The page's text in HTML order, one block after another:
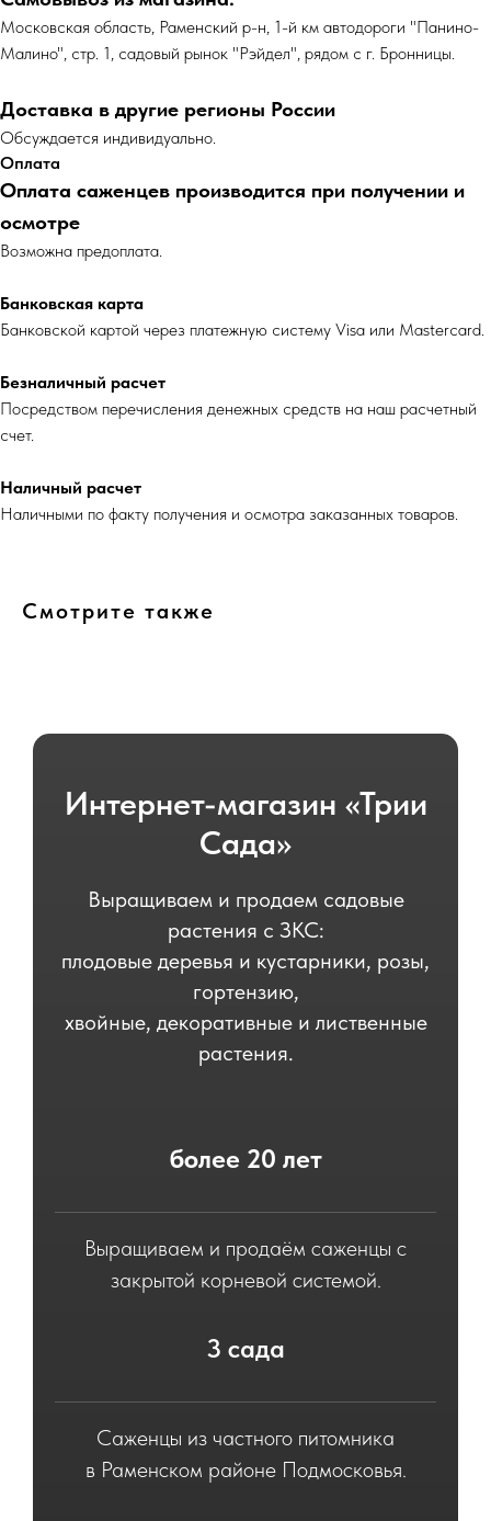
Московская область, Раменский р-н, 1-й км автодороги "Панино-
Малино", стр. 1, садовый рынок "Рэйдел", рядом с г. Бронницы.
Доставка в другие регионы России
Обсуждается индивидуально.
Оплата
Оплата саженцев производится при получении и
осмотре
Возможна предоплата.
Банковская карта
Банковской картой через платежную систему Visa или Mastercard.
Безналичный расчет
Посредством перечисления денежных средств на наш расчетный
счет.
Наличный расчет
Наличными по факту получения и осмотра заказанных товаров.
Смотрите также
Интернет-магазин «Трии
Сада»
Выращиваем и продаем садовые
растения с ЗКС:
плодовые деревья и кустарники, розы,
гортензию,
хвойные, декоративные и лиственные
растения.
более 20 лет
Выращиваем и продаём саженцы с
закрытой корневой системой.
3 сада
Саженцы из частного питомника
в Раменском районе Подмосковья.